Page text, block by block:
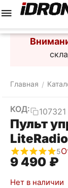
Главная /
КОД: 107321
Пульт
5
9 490 ₽
Нет в наличии